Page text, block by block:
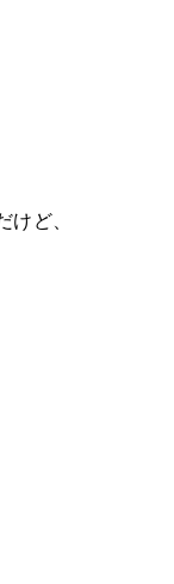
ど、